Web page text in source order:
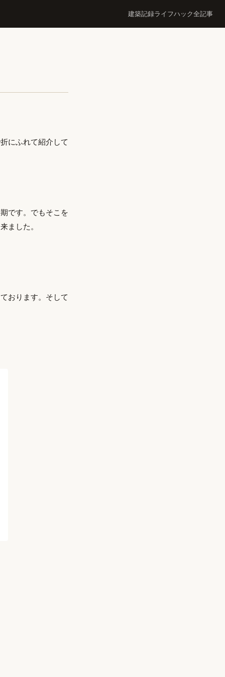
建築記録ライフハック全記事
にふれて紹介して
です。でもそこを
ました。
おります。そして